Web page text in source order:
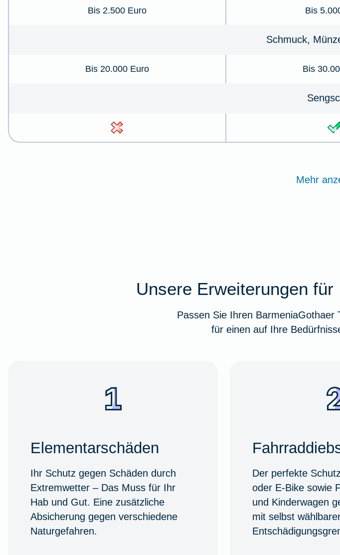
Bis 2.500 Euro Bis
Schmuck,
Bis 20.000 Euro Bis
Mehr
Unsere Erweiterungen
Passen Sie Ihren BarmeniaGothaer
für einen auf Ihre
Elementarschäden
Ihr Schutz gegen Schäden durch
Extremwetter – Das Muss für Ihr
Hab und Gut. Eine zusätzliche
Absicherung gegen verschiedene
Naturgefahren.
Der perfekte
oder E-Bike sowie
und Kinderwagen
mit selbst